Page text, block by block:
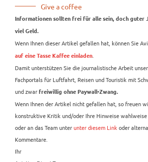
Give a coffee
Informationen sollten frei für alle sein, doch guter
viel Geld.
Wenn Ihnen dieser Artikel gefallen hat, können Sie
auf eine Tasse Kaffee einladen
Damit unterstützen Sie die journalistische Arbeit
Fachportals für Luftfahrt, Reisen und Touristik mit
und zwar freiwillig ohne Paywall-Zwang.
Wenn Ihnen der Artikel nicht gefallen hat, so freuen
konstruktive Kritik und/oder Ihre Hinweise
oder an das Team unterunter diesem Link oder
Kommentare.
Ihr